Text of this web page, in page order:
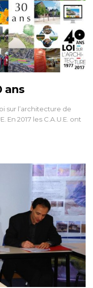
ans
sur l’architecture de
En 2017 les C.A.U.E. ont